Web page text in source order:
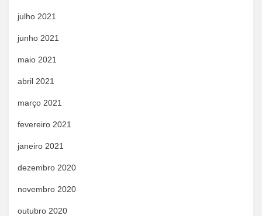
julho 2021
junho 2021
maio 2021
abril 2021
março 2021
fevereiro 2021
janeiro 2021
dezembro 2020
novembro 2020
outubro 2020